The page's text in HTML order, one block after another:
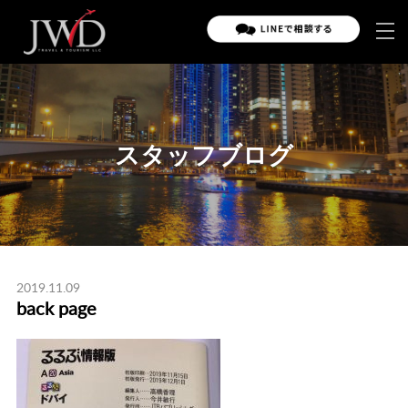
スタッフブログ
2019.11.09
back page